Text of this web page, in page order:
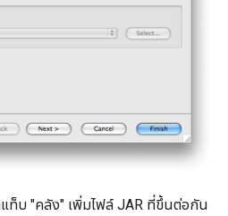
ท็บ "คลัง" เพิ่มไฟล์ JAR ที่ขึ้นต่อกัน